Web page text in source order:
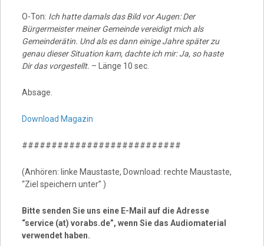
O-Ton: Ich hatte damals das Bild vor Augen: Der
Bürgermeister meiner Gemeinde vereidigt mich als
Gemeinderätin. Und als es dann einige Jahre später zu
genau dieser Situation kam, dachte ich mir: Ja, so haste
Dir das vorgestellt. – Länge 10 sec.
Absage.
Download Magazin
###########################
(Anhören: linke Maustaste, Download: rechte Maustaste,
“Ziel speichern unter” )
Bitte senden Sie uns eine E-Mail auf die Adresse
“service (at) vorabs.de”, wenn Sie das Audiomaterial
verwendet haben.